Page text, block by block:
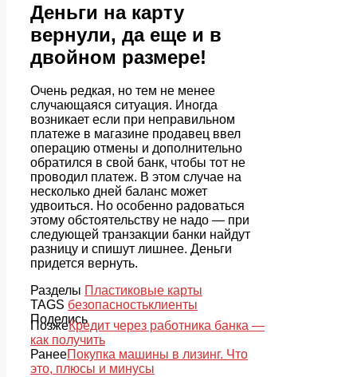
Деньги на карту
вернули, да еще и в
двойном размере!
Очень редкая, но тем не менее
случающаяся ситуация. Иногда
возникает если при неправильном
платеже в магазине продавец ввел
операцию отмены и дополнительно
обратился в свой банк, чтобы тот не
проводил платеж. В этом случае на
несколько дней баланс может
удвоиться. Но особенно радоваться
этому обстоятельству не надо — при
следующей транзакции банки найдут
разницу и спишут лишнее. Деньги
придется вернуть.
Разделы Пластиковые карты
TAGS безопасностьклиенты
Поделись
ПозжеКредит через работника банка —
как получить
РанееПокупка машины в лизинг. Что
это, плюсы и минусы